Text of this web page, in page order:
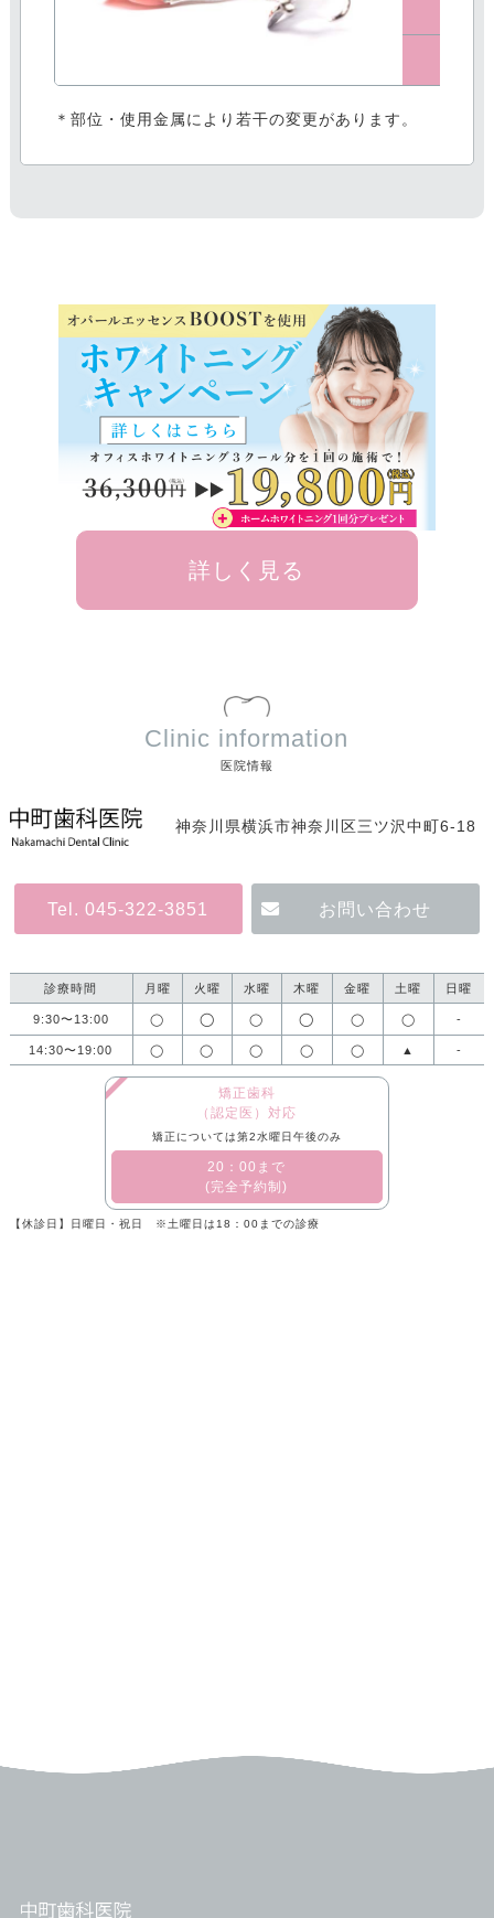
＊部位・使用金属により若干の変更があります。
詳しく見る
Clinic information
医院情報
神奈川県横浜市神奈川区三ツ沢中町6-18
Tel. 045-322-3851 お問い合わせ
診療時間 月曜 火曜 水曜 木曜 金曜 土曜 日曜
9:30〜13:00 ◯ ◯ ◯ ◯ ◯ ◯ -
14:30〜19:00 ◯ ◯ ◯ ◯ ◯ ▲ -
矯正歯科
（認定医）対応
矯正については第2水曜日午後のみ
​20：00まで
(完全予約制)
【休診日】日曜日・祝日 ※土曜日は18：00までの診療